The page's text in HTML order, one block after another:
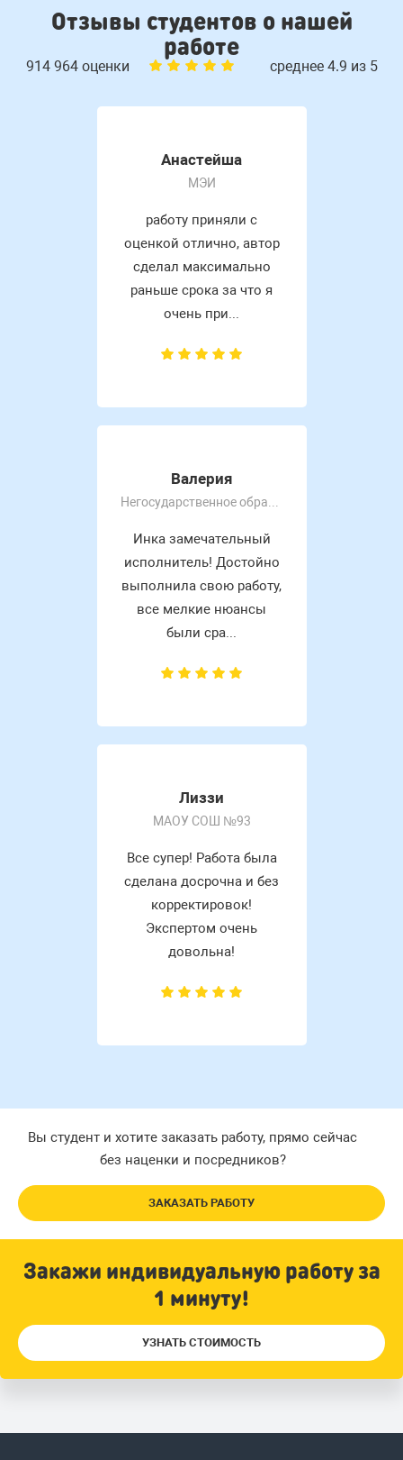
Отзывы студентов о нашей
работе
914 964 оценки среднее 4.9 из 5
Анастейша
МЭИ
работу приняли с
оценкой отлично, автор
сделал максимально
раньше срока за что я
очень при...
Валерия
Инка замечательный
исполнитель! Достойно
выполнила свою работу,
все мелкие нюансы
были сра...
Лиззи
МАОУ СОШ №93
Все супер! Работа была
сделана досрочна и без
корректировок!
Экспертом очень
довольна!
Вы студент и хотите заказать работу, прямо сейчас
без наценки и посредников?
ЗАКАЗАТЬ РАБОТУ
Закажи индивидуальную работу за
1 минуту!
УЗНАТЬ СТОИМОСТЬ